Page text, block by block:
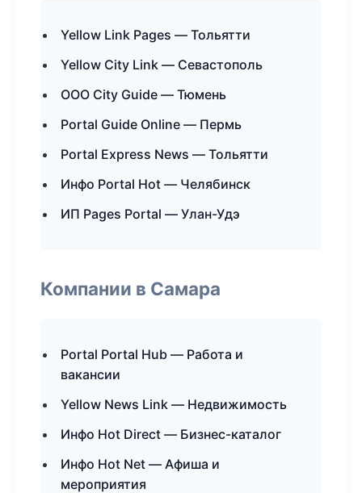
Yellow Link Pages — Тольятти
Yellow City Link — Севастополь
ООО City Guide — Тюмень
Portal Guide Online — Пермь
Portal Express News — Тольятти
Инфо Portal Hot — Челябинск
ИП Pages Portal — Улан-Удэ
Компании в Самара
Portal Portal Hub — Работа и
вакансии
Yellow News Link — Недвижимость
Инфо Hot Direct — Бизнес-каталог
Инфо Hot Net — Афиша и
мероприятия